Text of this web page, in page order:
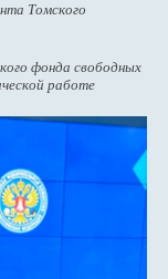
Томского
фонда свободных
работе